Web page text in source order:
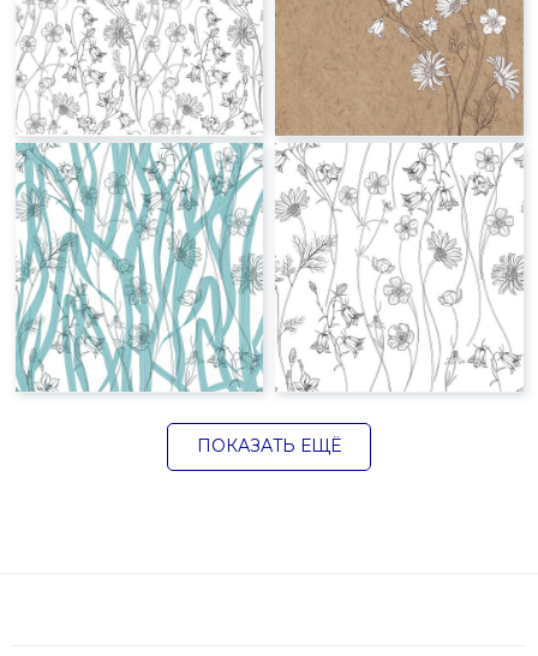
ПОКАЗАТЬ ЕЩЁ